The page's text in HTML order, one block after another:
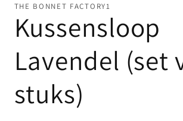
in
modaal
THE BONNET FACTORY1
Kussensloop
Lavendel (set
stuks)